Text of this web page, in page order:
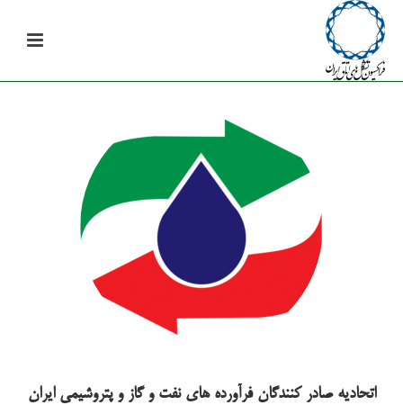
اتحادیه صادر کنندگان فرآورده های نفت و گاز و پتروشیمی ایران